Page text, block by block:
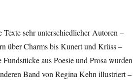
Texte sehr unterschiedlicher Autoren –
über Charms bis Kunert und Krüss –
aus Poesie und Prosa wurden
Band von Regina Kehn illustriert –